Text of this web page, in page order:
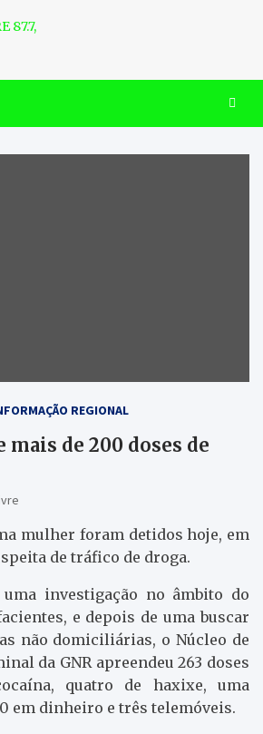
LIVRE 87.7, 106
REGIONAL
mais de 200 doses de
mulher foram detidos hoje, em
de tráfico de droga.
uma investigação no âmbito do
e depois de uma buscar
não domiciliárias, o Núcleo de
da GNR apreendeu 263 doses
quatro de haxixe, uma
em dinheiro e três telemóveis.